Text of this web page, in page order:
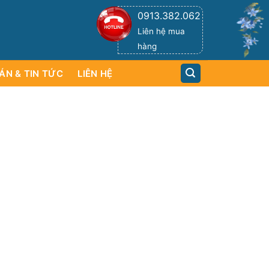
0913.382.062
Liên hệ mua
hàng
& TIN TỨC LIÊN HỆ